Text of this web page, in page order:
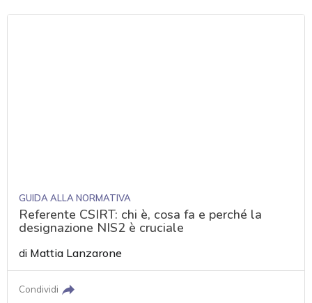
GUIDA ALLA NORMATIVA
Referente CSIRT: chi è, cosa fa e perché la
designazione NIS2 è cruciale
di Mattia Lanzarone
Condividi